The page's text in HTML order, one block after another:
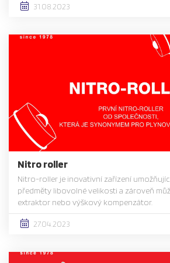
31.08.2023
Nitro roller
Nitro-roller je inovativní zařízení
předměty libovolné velikosti a zároveň
extraktor nebo výškový kompenzátor.
27.04.2023